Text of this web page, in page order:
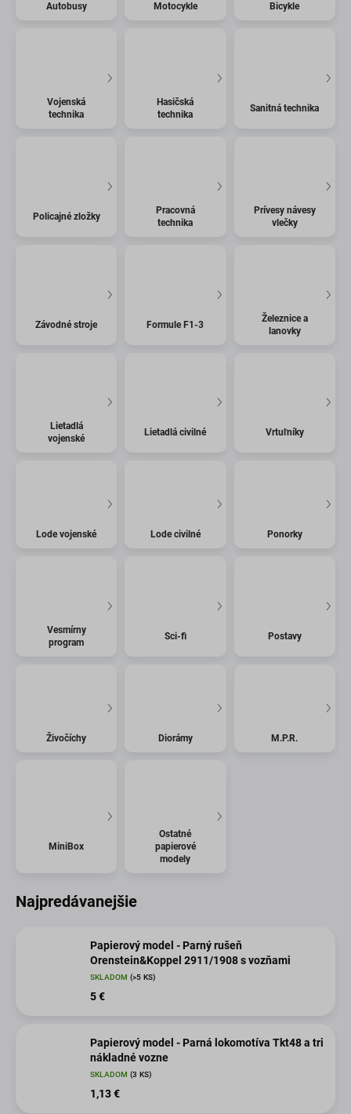
Autobusy Motocykle Bicykle
Vojenská
technika
Hasičská
technika
Sanitná technika
Policajné zložky
Pracovná
technika
Prívesy návesy
vlečky
Závodné stroje Formule F1-3
Železnice a
lanovky
Lietadlá
vojenské
Lietadlá civilné Vrtuľníky
Lode vojenské Lode civilné Ponorky
Vesmírny
program
Sci-fi Postavy
Živočíchy Diorámy M.P.R.
MiniBox
Ostatné
papierové
modely
Najpredávanejšie
Papierový model - Parný rušeň
Orenstein&Koppel 2911/1908 s vozňami
SKLADOM (>5 KS)
5 €
Papierový model - Parná lokomotíva Tkt48 a tri
nákladné vozne
SKLADOM (3 KS)
1,13 €